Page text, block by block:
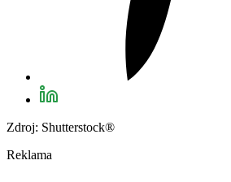
Zdroj: Shutterstock®
Reklama